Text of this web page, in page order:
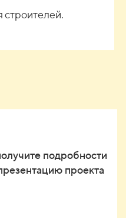
строителей.
подробности
проекта